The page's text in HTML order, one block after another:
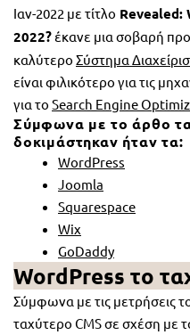
Ιαν-2022 με τίτλο Revealed:
2022?έκανε μια σοβαρή
καλύτερο Σύστημα
είναι φιλικότερο για τις
για το Search Engine
Σύμφωνα με το άρθο
δοκιμάστηκαν ήταν τα:
WordPress
Joomla
Squarespace
Wix
GoDaddy
WordPress το
Σύμφωνα με τις μετρήσεις
ταχύτερο CMS σε σχέση με